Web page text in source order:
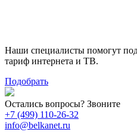
Наши специалисты помогут
тариф интернета и ТВ.
Подобрать
Остались вопросы? Звоните
+7 (499) 110-26-32
info@belkanet.ru